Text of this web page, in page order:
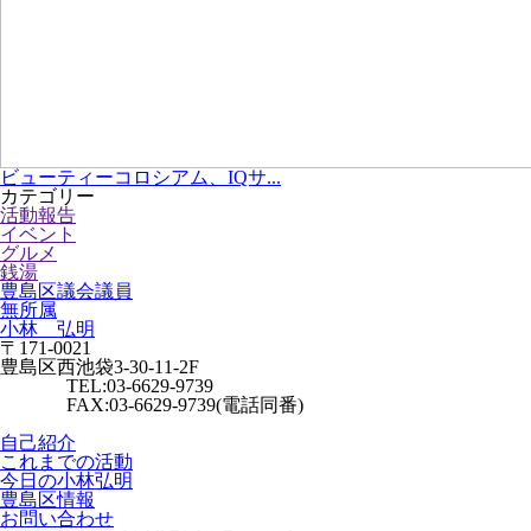
ビューティーコロシアム、IQサ...
カテゴリー
活動報告
イベント
グルメ
銭湯
豊島区議会議員
無所属
小林 弘明
〒171-0021
豊島区西池袋3-30-11-2F
TEL:03-6629-9739
FAX:03-6629-9739(電話同番)
自己紹介
これまでの活動
今日の小林弘明
豊島区情報
お問い合わせ